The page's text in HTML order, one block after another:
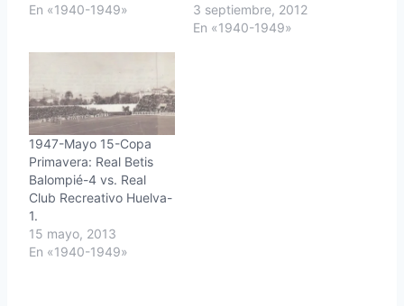
En «1940-1949»
3 septiembre, 2012
En «1940-1949»
1947-Mayo 15-Copa
Primavera: Real Betis
Balompié-4 vs. Real
Club Recreativo Huelva-
1.
15 mayo, 2013
En «1940-1949»